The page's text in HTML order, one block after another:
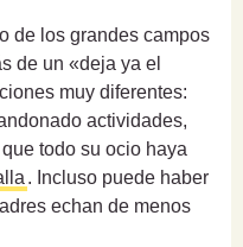
de los grandes campos
de un «deja ya el
muy diferentes:
actividades,
todo su ocio haya
. Incluso puede haber
echan de menos